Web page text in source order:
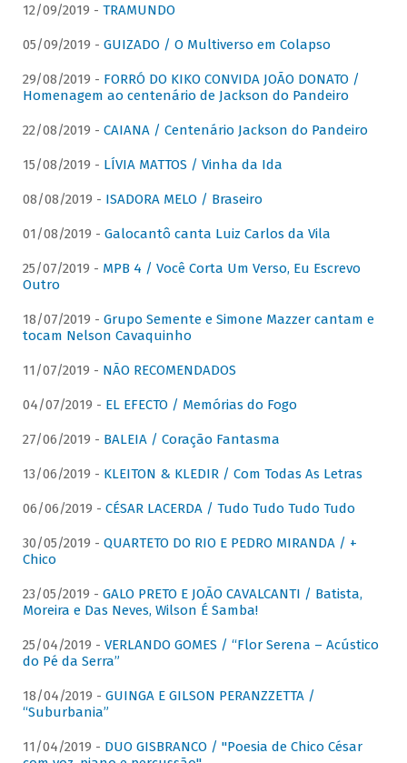
12/09/2019 - TRAMUNDO
05/09/2019 - GUIZADO / O Multiverso em Colapso
29/08/2019 - FORRÓ DO KIKO CONVIDA JOÃO DONATO /
Homenagem ao centenário de Jackson do Pandeiro
22/08/2019 - CAIANA / Centenário Jackson do Pandeiro
15/08/2019 - LÍVIA MATTOS / Vinha da Ida
08/08/2019 - ISADORA MELO / Braseiro
01/08/2019 - Galocantô canta Luiz Carlos da Vila
25/07/2019 - MPB 4 / Você Corta Um Verso, Eu Escrevo
Outro
18/07/2019 - Grupo Semente e Simone Mazzer cantam e
tocam Nelson Cavaquinho
11/07/2019 - NÃO RECOMENDADOS
04/07/2019 - EL EFECTO / Memórias do Fogo
27/06/2019 - BALEIA / Coração Fantasma
13/06/2019 - KLEITON & KLEDIR / Com Todas As Letras
06/06/2019 - CÉSAR LACERDA / Tudo Tudo Tudo Tudo
30/05/2019 - QUARTETO DO RIO E PEDRO MIRANDA / +
Chico
23/05/2019 - GALO PRETO E JOÃO CAVALCANTI / Batista,
Moreira e Das Neves, Wilson É Samba!
25/04/2019 - VERLANDO GOMES / “Flor Serena – Acústico
do Pé da Serra”
18/04/2019 - GUINGA E GILSON PERANZZETTA /
“Suburbania”
11/04/2019 - DUO GISBRANCO / "Poesia de Chico César